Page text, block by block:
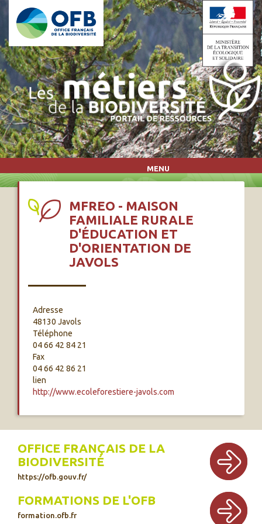
Aller au contenu principal
MENU
MFREO - MAISON
FAMILIALE RURALE
D'ÉDUCATION ET
D'ORIENTATION DE
JAVOLS
Adresse
48130 Javols
Téléphone
04 66 42 84 21
Fax
04 66 42 86 21
lien
http://www.ecoleforestiere-javols.com
OFFICE FRANÇAIS DE LA
BIODIVERSITÉ
https://ofb.gouv.fr/
FORMATIONS DE L'OFB
formation.ofb.fr